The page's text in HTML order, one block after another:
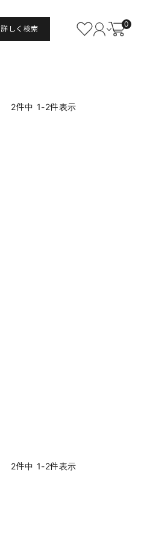
詳しく検索
0
2件中 1-2件表示
2件中 1-2件表示